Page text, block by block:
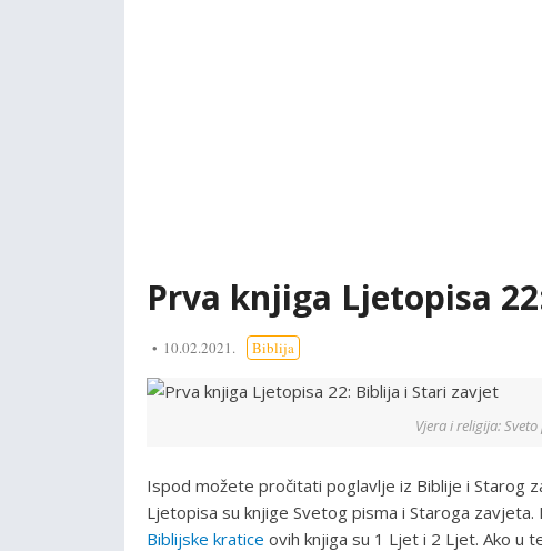
Prva knjiga Ljetopisa
10.02.2021. Biblija
Vjera i religija:
Ispod možete pročitati poglavlje iz Biblije i Starog
Ljetopisa su knjige Svetog pisma i Staroga
Biblijske kratice ovih knjiga su 1 Ljet i 2 Ljet. Ako u